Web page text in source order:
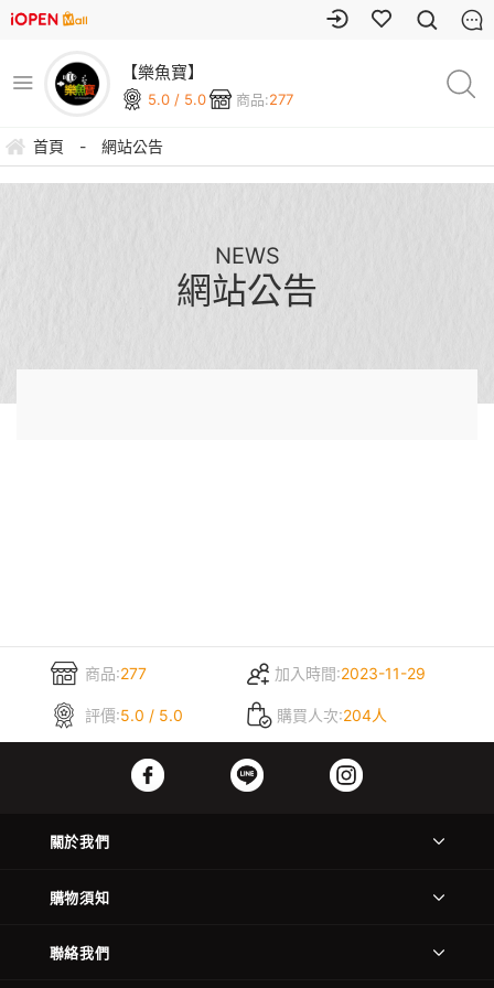
【樂魚寶】
5.0 / 5.0 商品:277
首頁 - 網站公告
NEWS
網站公告
商品:277 加入時間:2023-11-29
評價:5.0 / 5.0 購買人次:204人
關於我們
購物須知
聯絡我們